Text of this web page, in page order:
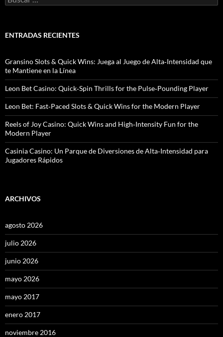
u
a
ENTRADAS RECIENTES
Gransino Slots & Quick Wins: Juega al Juego de Alta‑Intensidad que
te Mantiene en la Línea
Leon Bet Casino: Quick‑Spin Thrills for the Pulse‑Pounding Player
Leon Bet: Fast‑Paced Slots & Quick Wins for the Modern Player
Reels of Joy Casino: Quick Wins and High‑Intensity Fun for the
Modern Player
Casinia Casino: Un Parque de Diversiones de Alta‑Intensidad para
Jugadores Rápidos
ARCHIVOS
agosto 2026
julio 2026
junio 2026
mayo 2026
mayo 2017
enero 2017
noviembre 2016